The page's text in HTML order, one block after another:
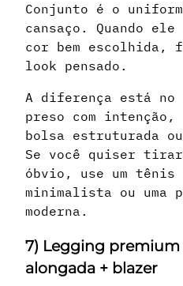
Conjunto é o
cansaço. Quando
cor bem escolhida,
look pensado.
A diferença está no
preso com intenção,
bolsa estruturada
Se você quiser
óbvio, use um tênis
minimalista ou uma
moderna.
7) Legging premium
alongada + blazer